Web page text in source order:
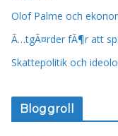
Olof Palme och
Ã…tgÃ¤rder fÃ¶r att
Skattepolitik och
Bloggroll